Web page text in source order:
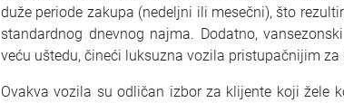
duže periode zakupa (nedeljni ili mesečni), što
standardnog dnevnog najma. Dodatno,
veću uštedu, čineći luksuzna vozila pristupačnijim
Ovakva vozila su odličan izbor za klijente koji žele